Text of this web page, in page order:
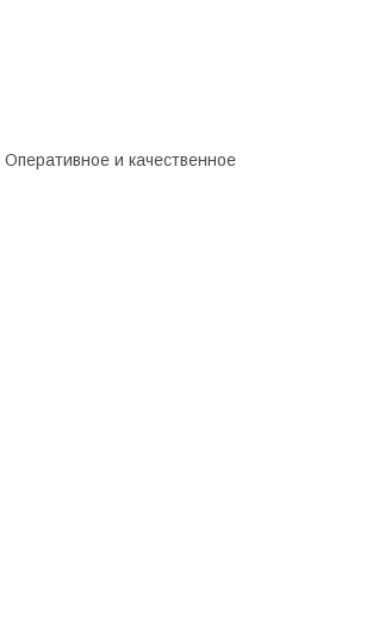
Оперативное и качественное